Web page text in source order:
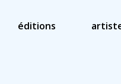
éditions